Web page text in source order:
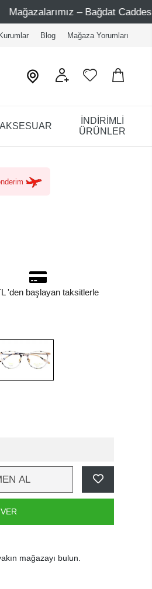
– Bağdat Caddesi 1 - Bağdat
Blog Mağaza Yorumları
AKSESUAR
İNDİRİMLİ
ÜRÜNLER
'den başlayan taksitlerle
AL
mağazayı bulun.